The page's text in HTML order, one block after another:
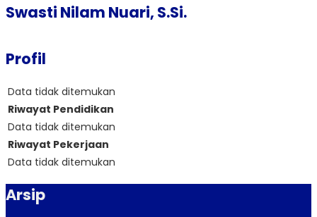
Swasti Nilam Nuari, S.Si.
Profil
Data tidak ditemukan
Riwayat Pendidikan
Data tidak ditemukan
Riwayat Pekerjaan
Data tidak ditemukan
Arsip